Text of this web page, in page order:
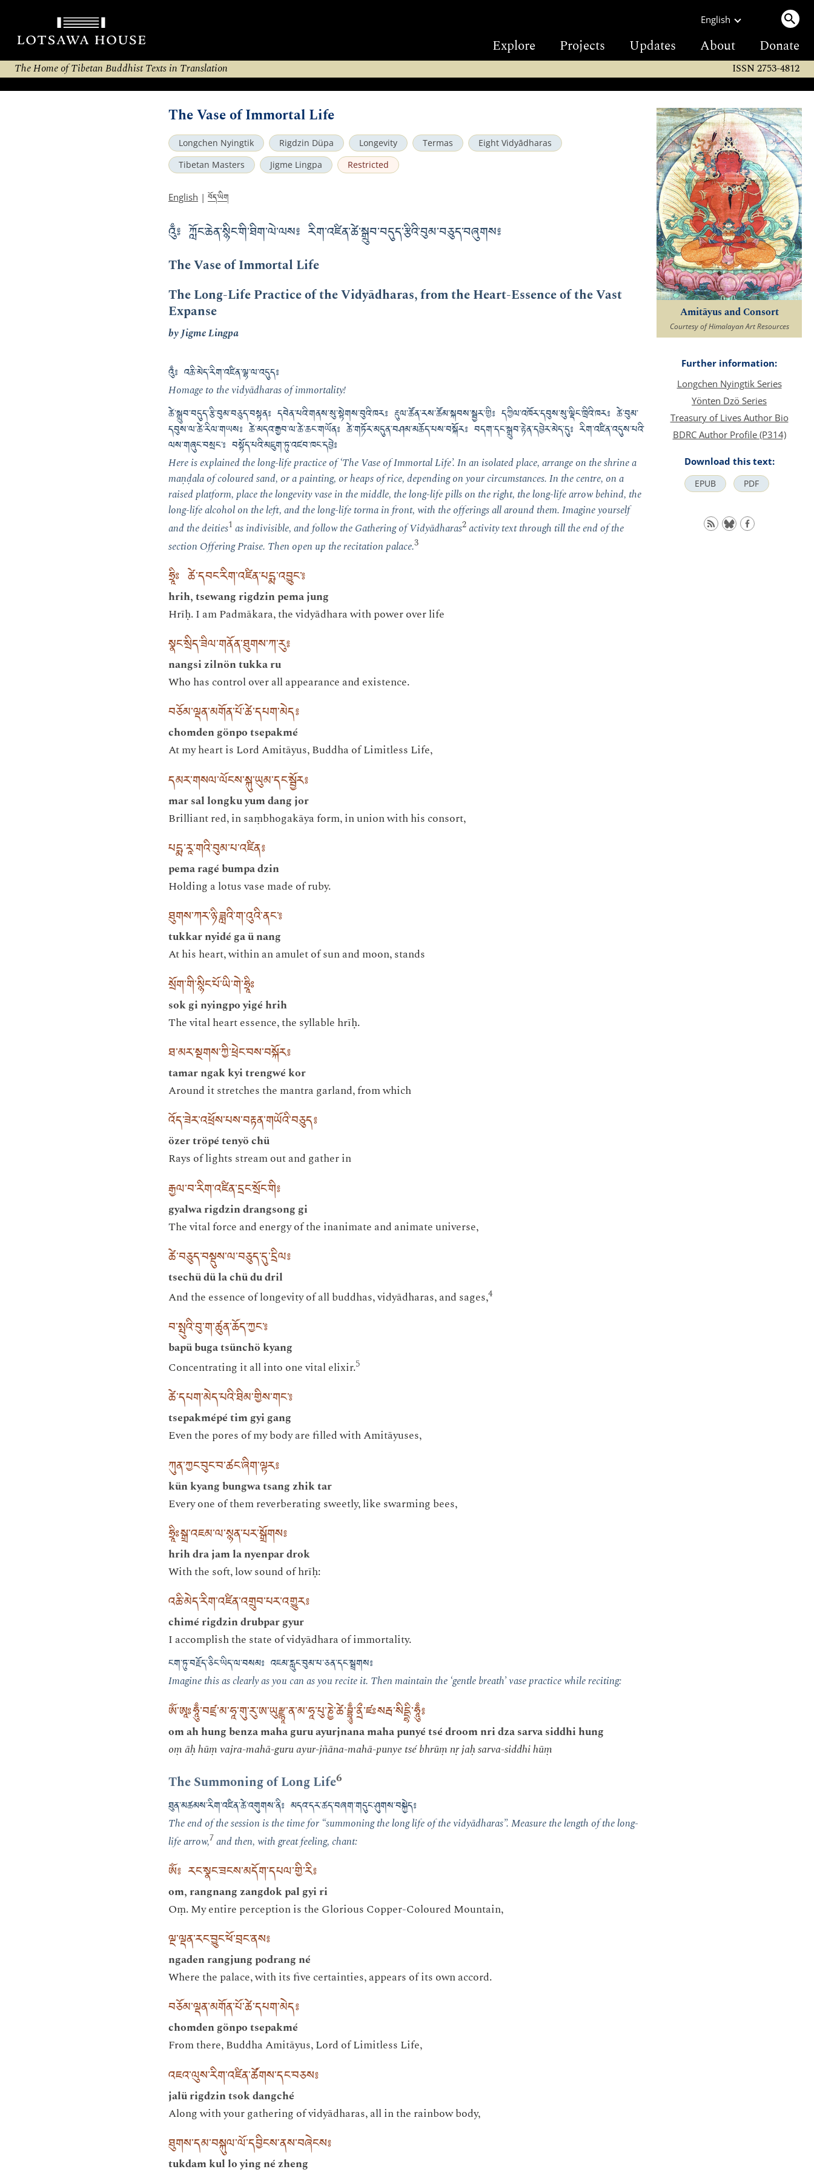
English
Explore Projects Updates About Donate
The Home of Tibetan Buddhist Texts in Translation ISSN 2753-4812
The Vase of Immortal Life
Longchen Nyingtik Rigdzin Düpa Longevity Termas
Eight Vidyādharas
Tibetan Masters
Jigme Lingpa Restricted
English | བོད་ཡིག
འུྃ༔ ཀློང་ཆེན་སྙིང་གི་ཐིག་ལེ་ལས༔ རིག་འཛིན་ཚེ་སྒྲུབ་བདུད་རྩིའི་བུམ་བཅུད་བཞུགས༔
The Vase of Immortal Life
The Long-Life Practice of the Vidyādharas, from the Heart-Essence of the Vast
Expanse
by Jigme Lingpa
འུྃ༔ འཆི་མེད་རིག་འཛིན་ལྷ་ལ་འདུད༔
Homage to the vidyādharas of immortality!
ཚེ་སྒྲུབ་བདུད་རྩི་བུམ་བཅུད་བསྟན༔ དབེན་པའི་གནས་སུ་སྟེགས་བུའི་ཁར༔ རྡུལ་ཚོན་རས་ཚོམ་སྐབས་སྦྱར་གྱི༔ དཀྱིལ་འཁོར་དབུས་སུ་ལྡིང་ཁྲིའི་ཁར༔ ཚེ་བུམ་
དབུས་ལ་ཚེ་རིལ་གཡས༔ ཚེ་མདའ་རྒྱབ་ལ་ཚེ་ཆང་གཡོན༔ ཚེ་གཏོར་མདུན་བཤམ་མཆོད་པས་བསྐོར༔ བདག་དང་སྒྲུབ་རྟེན་དབྱེར་མེད་དུ༔ རིག་འཛིན་འདུས་པའི་
ལས་གཞུང་བསྲང་༔ བསྟོད་པའི་མཇུག་ཏུ་འཛབ་ཁང་དབྱེ༔
Here is explained the long-life practice of ‘The Vase of Immortal Life’. In an isolated place, arrange on the shrine a
maṇḍala of coloured sand, or a painting, or heaps of rice, depending on your circumstances. In the centre, on a
raised platform, place the longevity vase in the middle, the long-life pills on the right, the long-life arrow behind, the
long-life alcohol on the left, and the long-life torma in front, with the offerings all around them. Imagine yourself
and the deities1 as indivisible, and follow the Gathering of Vidyādharas2activity text through till the end of the
section Offering Praise. Then open up the recitation palace.3
ཧྲཱིཿ ཚེ་དབང་རིག་འཛིན་པདྨ་འབྱུང་༔
hrih, tsewang rigdzin pema jung
Hrīḥ. I am Padmākara, the vidyādhara with power over life
སྣང་སྲིད་ཟིལ་གནོན་ཐུགས་ཀ་རུ༔
nangsi zilnön tukka ru
Who has control over all appearance and existence.
བཅོམ་ལྡན་མགོན་པོ་ཚེ་དཔག་མེད༔
chomden gönpo tsepakmé
At my heart is Lord Amitāyus, Buddha of Limitless Life,
དམར་གསལ་ལོངས་སྐུ་ཡུམ་དང་སྦྱོར༔
mar sal longku yum dang jor
Brilliant red, in saṃbhogakāya form, in union with his consort,
པདྨ་རཱ་གའི་བུམ་པ་འཛིན༔
pema ragé bumpa dzin
Holding a lotus vase made of ruby.
ཐུགས་ཀར་ཉི་ཟླའི་ག་འུའི་ནང་༔
tukkar nyidé ga ü nang
At his heart, within an amulet of sun and moon, stands
སྲོག་གི་སྙིང་པོ་ཡི་གེ་ཧྲཱིཿ
sok gi nyingpo yigé hrih
The vital heart essence, the syllable hrīḥ.
ཐ་མར་སྔགས་ཀྱི་ཕྲེང་བས་བསྐོར༔
tamar ngak kyi trengwé kor
Around it stretches the mantra garland, from which
འོད་ཟེར་འཕྲོས་པས་བརྟན་གཡོའི་བཅུད༔
özer tröpé tenyö chü
Rays of lights stream out and gather in
རྒྱལ་བ་རིག་འཛིན་དྲང་སྲོང་གི༔
gyalwa rigdzin drangsong gi
The vital force and energy of the inanimate and animate universe,
ཚེ་བཅུད་བསྡུས་ལ་བཅུད་དུ་དྲིལ༔
tsechü dü la chü du dril
And the essence of longevity of all buddhas, vidyādharas, and sages,4
བ་སྤུའི་བུ་ག་ཚུན་ཆོད་ཀྱང་༔
bapü buga tsünchö kyang
Concentrating it all into one vital elixir.5
ཚེ་དཔག་མེད་པའི་ཐིམ་གྱིས་གང་༔
tsepakmépé tim gyi gang
Even the pores of my body are filled with Amitāyuses,
ཀུན་ཀྱང་བུང་བ་ཚང་ཞིག་ལྟར༔
kün kyang bungwa tsang zhik tar
Every one of them reverberating sweetly, like swarming bees,
ཧྲཱིཿསྒྲ་འཇམ་ལ་སྙན་པར་སྒྲོགས༔
hrih dra jam la nyenpar drok
With the soft, low sound of hrīḥ:
འཆི་མེད་རིག་འཛིན་འགྲུབ་པར་འགྱུར༔
chimé rigdzin drubpar gyur
I accomplish the state of vidyādhara of immortality.
ངག་ཏུ་བརྗོད་ཅིང་ཡིད་ལ་བསམ༔ འཇམ་རླུང་བུམ་པ་ཅན་དང་སྦྲགས༔
Imagine this as clearly as you can as you recite it. Then maintain the ‘gentle breath’ vase practice while reciting:
ཨོཾ་ཨཱཿཧཱུྃ་བཛྲ་མ་ཧཱ་གུ་རུ་ཨ་ཡུརྫྙཱ་ན་མ་ཧཱ་པུ་ཎྱེ་ཚེ་བྷྲཱུྃ་ནྲྀ་ཛཿསརྦ་སིདྡྷི་ཧཱུྃ༔
om ah hung benza maha guru ayurjnana maha punyé tsé droom nri dza sarva siddhi hung
oṃ āḥ hūṃ vajra-mahā-guru ayur-jñāna-mahā-punye tsé bhrūṃ nṛ jaḥ sarva-siddhi hūṃ
The Summoning of Long Life6
ཐུན་མཚམས་རིག་འཛིན་ཚེ་འགུགས་ནི༔ མདའ་དར་ཚད་བཞག་གདུང་ཤུགས་བསྐྱེད༔
The end of the session is the time for “summoning the long life of the vidyādharas”. Measure the length of the long-
life arrow,7and then, with great feeling, chant:
ཨོཾ༔ རང་སྣང་ཟངས་མདོག་དཔལ་གྱི་རི༔
om, rangnang zangdok pal gyi ri
Oṃ. My entire perception is the Glorious Copper-Coloured Mountain,
ལྔ་ལྡན་རང་བྱུང་ཕོ་བྲང་ནས༔
ngaden rangjung podrang né
Where the palace, with its five certainties, appears of its own accord.
བཅོམ་ལྡན་མགོན་པོ་ཚེ་དཔག་མེད༔
chomden gönpo tsepakmé
From there, Buddha Amitāyus, Lord of Limitless Life,
འཇའ་ལུས་རིག་འཛིན་ཚོགས་དང་བཅས༔
jalü rigdzin tsok dangché
Along with your gathering of vidyādharas, all in the rainbow body,
ཐུགས་དམ་བསྐུལ་ལོ་དབྱིངས་ནས་བཞེངས༔
tukdam kul lo ying né zheng
Amitāyus and Consort
Courtesy of Himalayan Art Resources
Further information:
Longchen Nyingtik Series
Yönten Dzö Series
Treasury of Lives Author Bio
BDRC Author Profile (P314)
Download this text:
EPUB PDF